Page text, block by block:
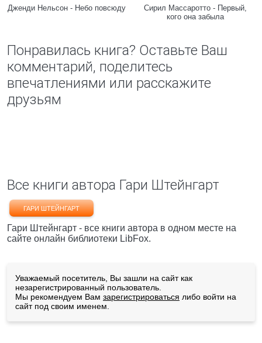
Дженди Нельсон - Небо повсюду
Сирил Массаротто - Первый,
кого она забыла
Понравилась книга? Оставьте Ваш
комментарий, поделитесь
впечатлениями или расскажите
друзьям
Все книги автора Гари Штейнгарт
ГАРИ ШТЕЙНГАРТ
Гари Штейнгарт - все книги автора в одном месте на
сайте онлайн библиотеки LibFox.
Уважаемый посетитель, Вы зашли на сайт как
незарегистрированный пользователь.
Мы рекомендуем Вам зарегистрироваться либо войти на
сайт под своим именем.